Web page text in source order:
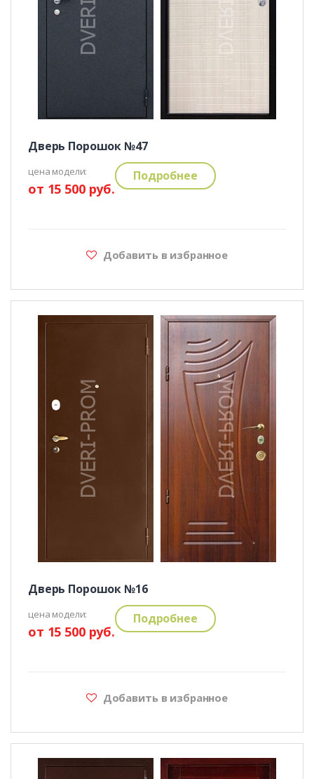
Дверь Порошок №47
цена модели:
от 15 500 руб.
Подробнее
Добавить в избранное
Дверь Порошок №16
цена модели:
от 15 500 руб.
Подробнее
Добавить в избранное